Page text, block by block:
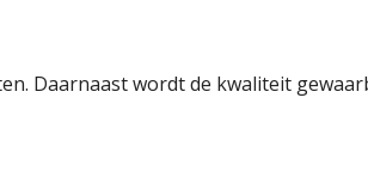
Daarnaast wordt de kwaliteit